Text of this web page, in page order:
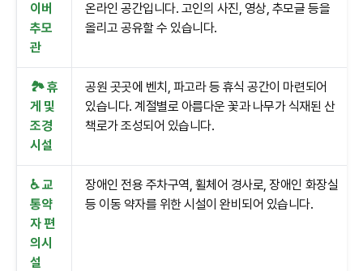
이버
추모
관
온라인 공간입니다. 고인의 사진, 영상, 추모글 등을
올리고 공유할 수 있습니다.
🏞️ 휴
게 및
조경
시설
공원 곳곳에 벤치, 파고라 등 휴식 공간이 마련되어
있습니다. 계절별로 아름다운 꽃과 나무가 식재된 산
책로가 조성되어 있습니다.
♿ 교
통약
자 편
의시
설
장애인 전용 주차구역, 휠체어 경사로, 장애인 화장실
등 이동 약자를 위한 시설이 완비되어 있습니다.